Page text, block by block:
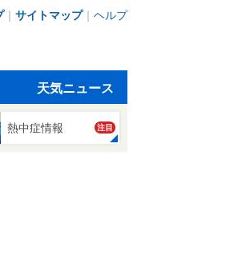
｜ サイトマップ｜ ヘルプ
天気ニュース
熱中症情報 注目